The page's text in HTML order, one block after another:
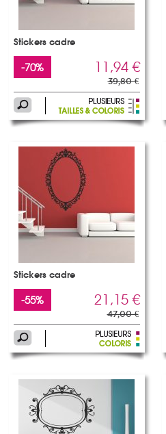
Stickers cadre
-70% 11,94 €
39,80 €
Stickers cadre
-55% 21,15 €
47,00 €